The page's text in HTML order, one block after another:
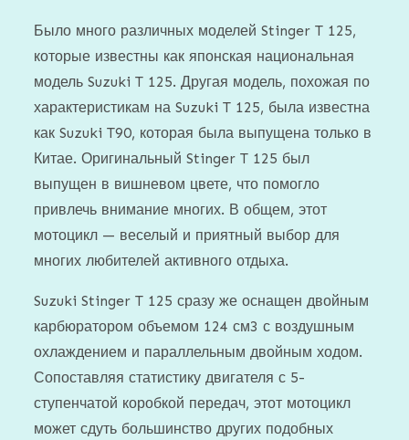
Было много различных моделей Stinger T 125,
которые известны как японская национальная
модель Suzuki T 125. Другая модель, похожая по
характеристикам на Suzuki T 125, была известна
как Suzuki T90, которая была выпущена только в
Китае. Оригинальный Stinger T 125 был
выпущен в вишневом цвете, что помогло
привлечь внимание многих. В общем, этот
мотоцикл — веселый и приятный выбор для
многих любителей активного отдыха.
Suzuki Stinger T 125 сразу же оснащен двойным
карбюратором объемом 124 см3 с воздушным
охлаждением и параллельным двойным ходом.
Сопоставляя статистику двигателя с 5-
ступенчатой ​​коробкой передач, этот мотоцикл
может сдуть большинство других подобных